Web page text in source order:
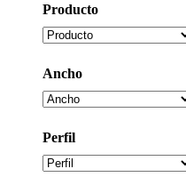
Producto
Ancho
Perfil